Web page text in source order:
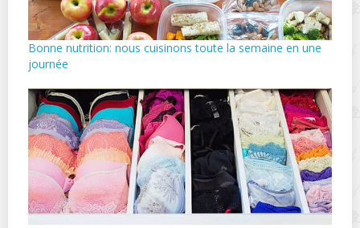
Bonne nutrition: nous cuisinons toute la semaine en une
journée